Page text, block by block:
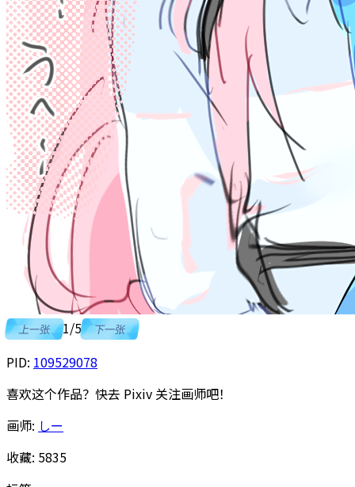
上一张 1/5 下一张
PID: 109529078
喜欢这个作品？快去 Pixiv 关注画师吧！
画师: しー
收藏: 5835